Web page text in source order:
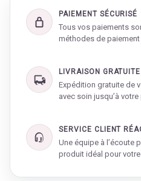
PAIEMENT SÉCURISÉ
Tous vos paiements
méthodes de
LIVRAISON
Expédition gratuite de
avec soin jusqu’à
SERVICE CLIENT
Une équipe à l’écoute
produit idéal pour